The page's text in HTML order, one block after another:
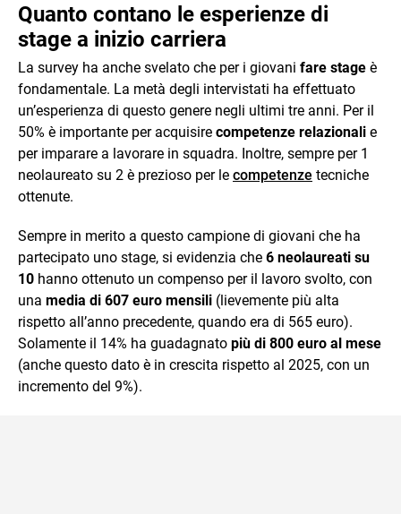
Quanto contano le esperienze di
stage a inizio carriera
La survey ha anche svelato che per i giovani fare stage è
fondamentale. La metà degli intervistati ha effettuato
un’esperienza di questo genere negli ultimi tre anni. Per il
50% è importante per acquisire competenze relazionali e
per imparare a lavorare in squadra. Inoltre, sempre per 1
neolaureato su 2 è prezioso per le competenze tecniche
ottenute.
Sempre in merito a questo campione di giovani che ha
partecipato uno stage, si evidenzia che 6 neolaureati su
10 hanno ottenuto un compenso per il lavoro svolto, con
una media di 607 euro mensili (lievemente più alta
rispetto all’anno precedente, quando era di 565 euro).
Solamente il 14% ha guadagnato più di 800 euro al mese
(anche questo dato è in crescita rispetto al 2025, con un
incremento del 9%).